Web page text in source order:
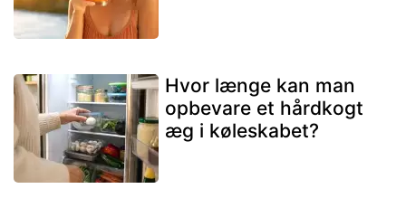
Hvor længe kan man
opbevare et hårdkogt
æg i køleskabet?